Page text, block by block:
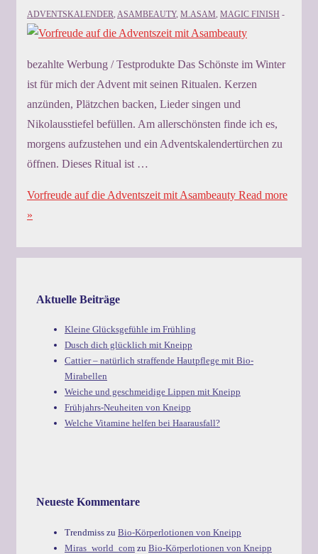
ADVENTSKALENDER ASAMBEAUTY, M.ASAM MAGIC FINISH
bezahlte Werbung / Testprodukte Das Schönste im Winter
ist für mich der Advent mit seinen Ritualen. Kerzen
anzünden, Plätzchen backen, Lieder singen und
Nikolausstiefel befüllen. Am allerschönsten finde ich es,
morgens aufzustehen und ein Adventskalendertürchen zu
öffnen. Dieses Ritual ist …
Vorfreude auf die Adventszeit mit Asambeauty Read more
»
Aktuelle Beiträge
Kleine Glücksgefühle im Frühling
Dusch dich glücklich mit Kneipp
Cattier – natürlich straffende Hautpflege mit Bio-
Mirabellen
Weiche und geschmeidige Lippen mit Kneipp
Frühjahrs-Neuheiten von Kneipp
Welche Vitamine helfen bei Haarausfall?
Neueste Kommentare
Trendmiss zu Bio-Körperlotionen von Kneipp
Miras_world_com zu Bio-Körperlotionen von Kneipp